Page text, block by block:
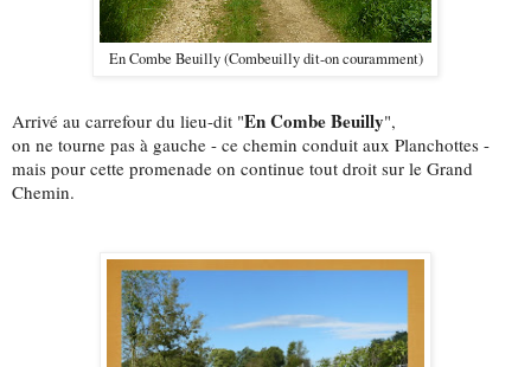
En Combe Beuilly (Combeuilly dit-on couramment)
Arrivé au carrefour du lieu-dit "En Combe Beuilly",
on ne tourne pas à gauche - ce chemin conduit aux Planchottes -
mais pour cette promenade on continue tout droit sur le Grand
Chemin.